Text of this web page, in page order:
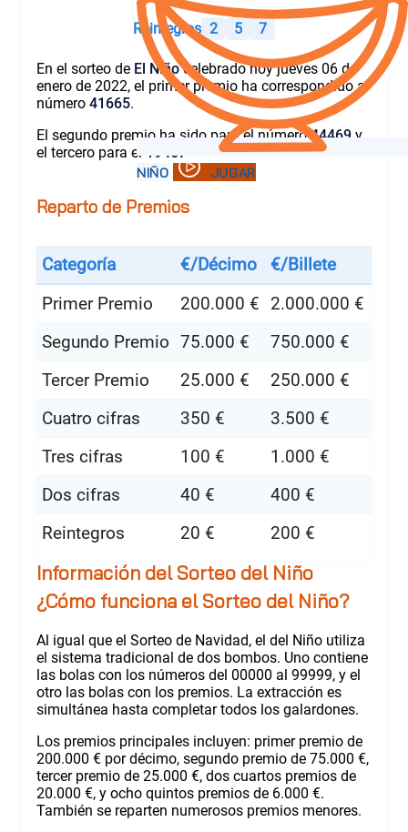
Reintegros 2 5 7
En el sorteo de El Niñocelebrado hoy jueves 06 de
enero de 2022, el primer premio ha correspondido al
número 41665.
El segundo premio ha sido para el número44469y
el tercero para el 19467
Reparto de Premios
Categoría €/Décimo
€/Billete
Primer Premio
200.000 €
2.000.000 €
Segundo Premio 75.000 €
750.000 €
Tercer Premio
25.000 €
250.000 €
Cuatro cifras
350 €
3.500 €
Tres cifras
100 €
1.000 €
Dos cifras
40 €
400 €
Reintegros
20 € 200 €
Información del Sorteo del Niño
¿Cómo funciona el Sorteo del Niño?
Al igual que el Sorteo de Navidad, el del Niño utiliza
el sistema tradicional de dos bombos. Uno contiene
las bolas con los números del 00000 al 99999, y el
otro las bolas con los premios. La extracción es
simultánea hasta completar todos los galardones.
Los premios principales incluyen: primer premio de
200.000 € por décimo, segundo premio de 75.000 €,
tercer premio de 25.000 €, dos cuartos premios de
20.000 €, y ocho quintos premios de 6.000 €.
También se reparten numerosos premios menores.